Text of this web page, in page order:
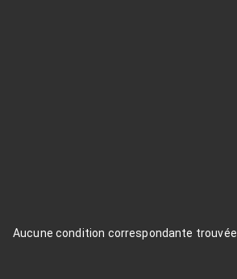
Aucune condition correspondante trouvée